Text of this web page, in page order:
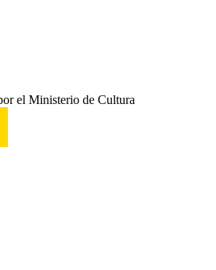
el Ministerio de Cultura